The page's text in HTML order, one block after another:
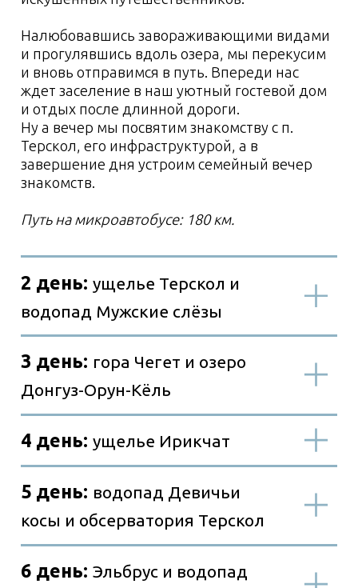
Список вещей с
собой
Личные вещи
Одежда
Другое
Трансфер и питание
Транспорт
Питание
Информация по
билетам